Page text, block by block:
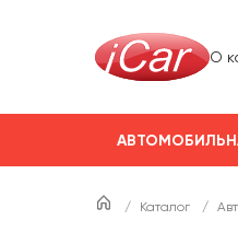
О
/ Каталог /